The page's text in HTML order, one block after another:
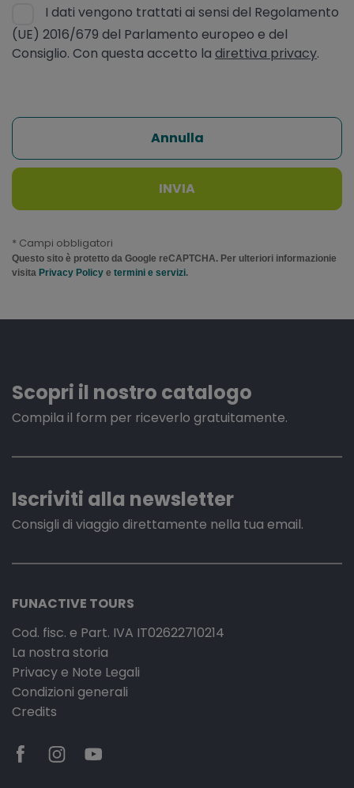
I dati vengono trattati ai sensi del Regolamento
(UE) 2016/679 del Parlamento europeo e del
Consiglio. Con questa accetto la direttiva privacy.
Annulla
INVIA
* Campi obbligatori
Questo sito è protetto da Google reCAPTCHA. Per ulteriori informazionie
visita Privacy Policy e termini e servizi.
Scopri il nostro catalogo
Compila il form per riceverlo gratuitamente.
Iscriviti alla newsletter
Consigli di viaggio direttamente nella tua email.
FUNACTIVE TOURS
Cod. fisc. e Part. IVA IT02622710214
La nostra storia
Privacy e Note Legali
Condizioni generali
Credits